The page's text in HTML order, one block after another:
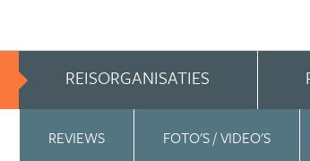
REISORGANISATIES
REVIEWS FOTO'S / VIDEO'S